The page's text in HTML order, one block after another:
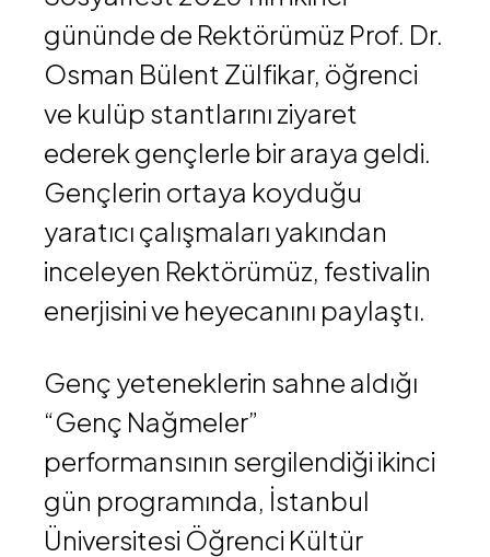
gününde de Rektörümüz Prof. Dr.
Osman Bülent Zülfikar, öğrenci
ve kulüp stantlarını ziyaret
ederek gençlerle bir araya geldi.
Gençlerin ortaya koyduğu
yaratıcı çalışmaları yakından
inceleyen Rektörümüz, festivalin
enerjisini ve heyecanını paylaştı.
Genç yeteneklerin sahne aldığı
“Genç Nağmeler”
performansının sergilendiği ikinci
gün programında, İstanbul
Üniversitesi Öğrenci Kültür